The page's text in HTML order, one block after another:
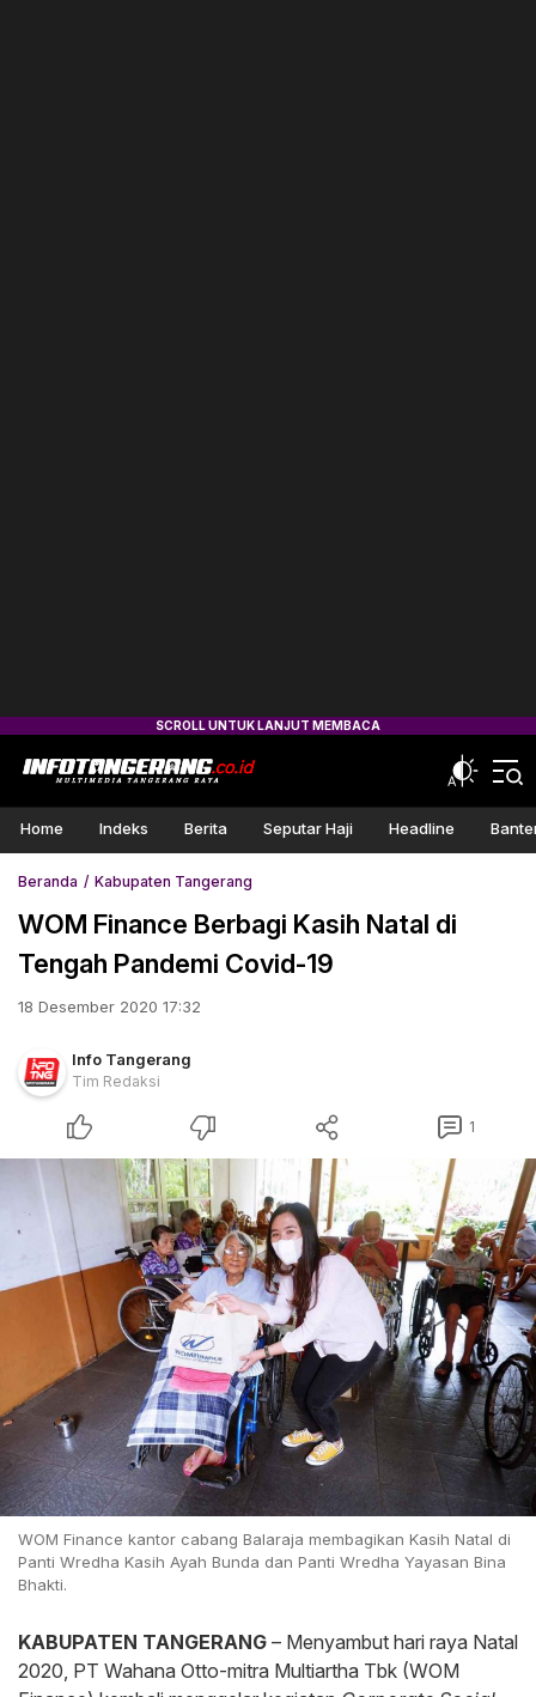
Home Indeks Berita Seputar Haji Headline
Beranda Kabupaten Tangerang
WOM Finance Berbagi Kasih Natal di
Tengah Pandemi Covid-19
18 Desember 2020 17:32
Info Tangerang
Tim Redaksi
1
WOM Finance kantor cabang Balaraja membagikan Kasih Natal di
Panti Wredha Kasih Ayah Bunda dan Panti Wredha Yayasan Bina
Bhakti.
KABUPATEN TANGERANG – Menyambut hari raya Natal
2020, PT Wahana Otto-mitra Multiartha Tbk (WOM